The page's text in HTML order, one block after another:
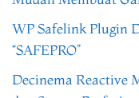
WP Safelink Plugin
“SAFEPRO”
Decinema Reactive